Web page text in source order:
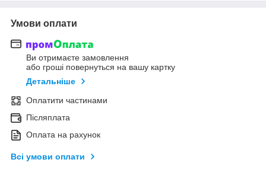
Умови оплати
Ви отримаєте замовлення
або гроші повернуться на вашу картку
Детальніше
Оплатити частинами
Післяплата
Оплата на рахунок
Всі умови оплати